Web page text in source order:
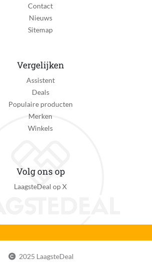
Contact
Nieuws
Sitemap
Vergelijken
Assistent
Deals
Populaire producten
Merken
Winkels
Volg ons op
LaagsteDeal op X
2025 LaagsteDeal